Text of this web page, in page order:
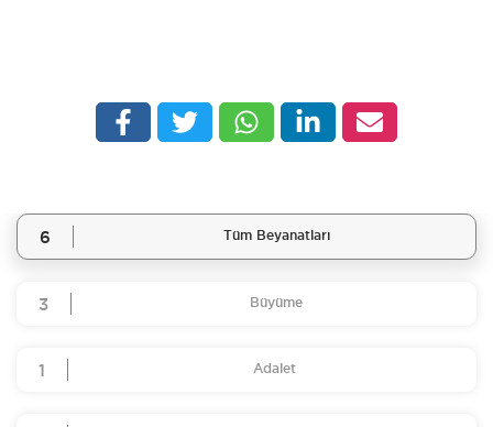
6 Tüm Beyanatları
3 Büyüme
1 Adalet